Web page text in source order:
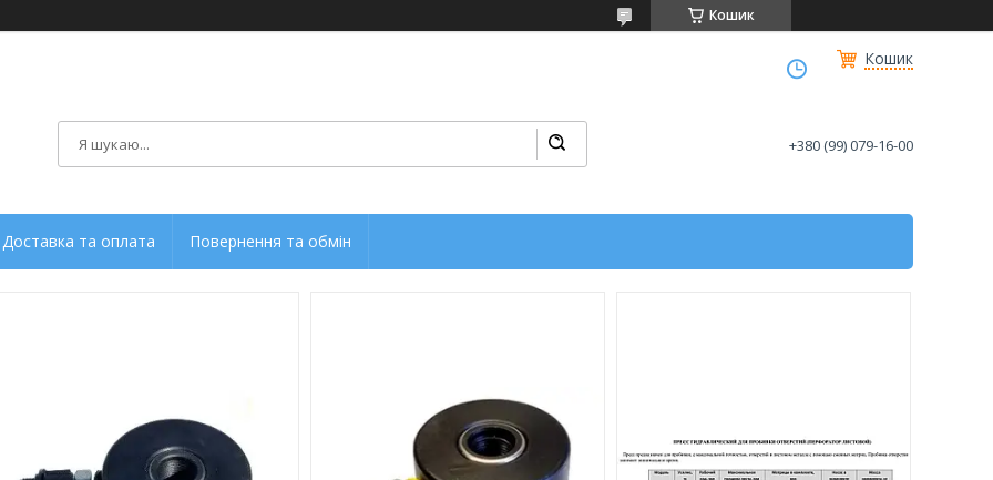
Кошик
Кошик
+380 (99) 079-16-00
Доставка та оплата Повернення та обмін